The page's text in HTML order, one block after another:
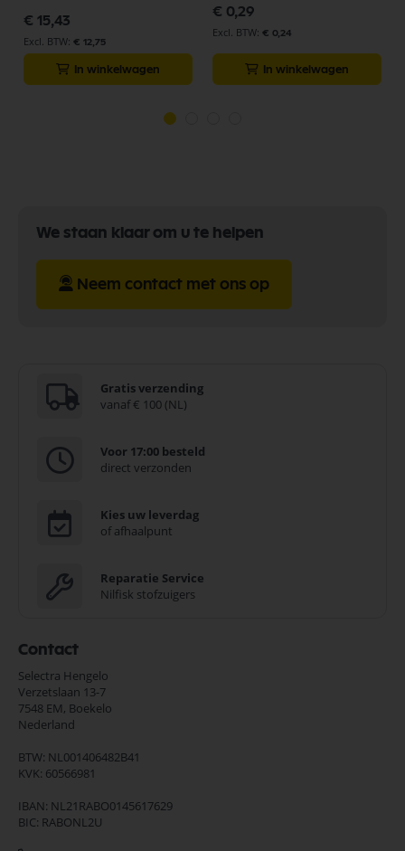
€ 15,43
€ 12,75
In winkelwagen
€ 0,29
€ 0,24
In winkelwagen
We staan klaar om u te helpen
Neem contact met ons op
Gratis verzending
vanaf € 100 (NL)
Voor 17:00 besteld
direct verzonden
Kies uw leverdag
of afhaalpunt
Reparatie Service
Nilfisk stofzuigers
Contact
Selectra Hengelo
Verzetslaan 13-7
7548 EM, Boekelo
Nederland
BTW: NL001406482B41
KVK: 60566981
IBAN: NL21RABO0145617629
BIC: RABONL2U